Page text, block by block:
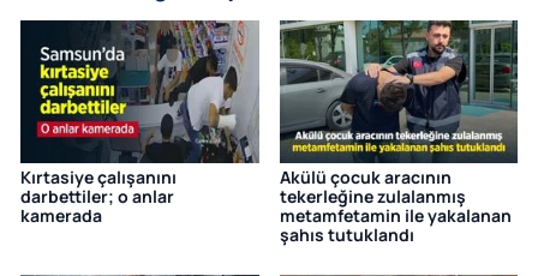
Kırtasiye çalışanını
darbettiler; o anlar
kamerada
Akülü çocuk aracının
tekerleğine zulalanmış
metamfetamin ile yakalanan
şahıs tutuklandı